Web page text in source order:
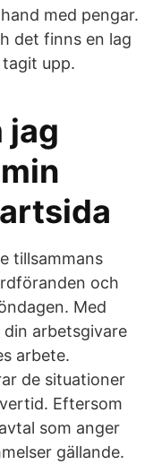
med pengar.
det finns en lag
upp.
jag
tillsammans
och
Med
arbetsgivare
arbete.
de situationer
Eftersom
som anger
gällande.